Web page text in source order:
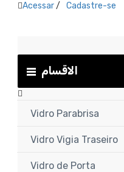
Acessar/ Cadastre-se
الاقسام
Vidro Parabrisa
Vidro Vigia Traseiro
Vidro de Porta